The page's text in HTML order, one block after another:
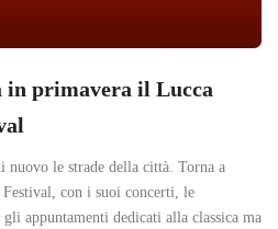
in primavera il Lucca
nuovo le strade della città. Torna a
con i suoi concerti, le
appuntamenti dedicati alla classica ma